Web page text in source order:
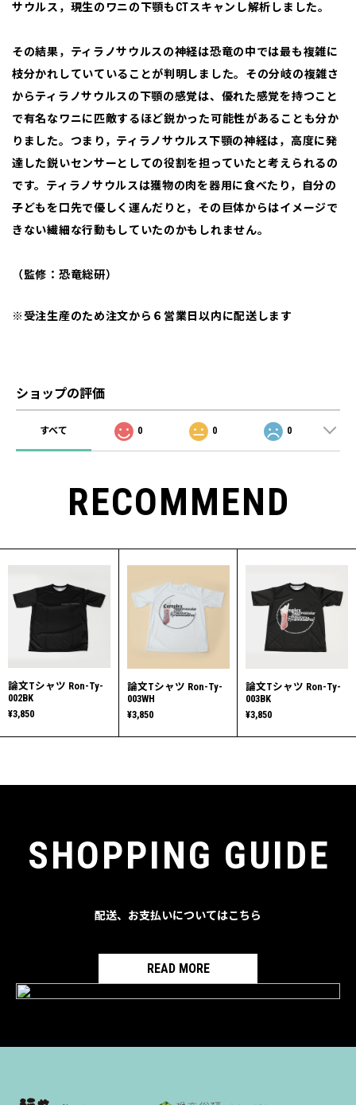
サウルス，現生のワニの下顎もCTスキャンし解析しました。
その結果，ティラノサウルスの神経は恐竜の中では最も複雑に
枝分かれしていていることが判明しました。その分岐の複雑さ
からティラノサウルスの下顎の感覚は、優れた感覚を持つこと
で有名なワニに匹敵するほど鋭かった可能性があることも分か
りました。つまり，ティラノサウルス下顎の神経は，高度に発
達した鋭いセンサーとしての役割を担っていたと考えられるの
です。ティラノサウルスは獲物の肉を器用に食べたり，自分の
子どもを口先で優しく運んだりと，その巨体からはイメージで
きない繊細な行動もしていたのかもしれません。
（監修：恐竜総研）
※受注生産のため注文から６営業日以内に配送します
ショップの評価
すべて 0 0 0
RECOMMEND
論文Tシャツ Ron-Ty-
002BK
¥3,850
論文Tシャツ Ron-Ty-
003WH
¥3,850
論文Tシャツ Ron-Ty-
003BK
¥3,850
SHOPPING GUIDE
配送、お支払いについてはこちら
READ MORE